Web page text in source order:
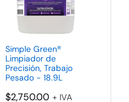
Simple Green®
Limpiador de
Precisión, Trabajo
Pesado - 18.9L
$2,750.00 + IVA